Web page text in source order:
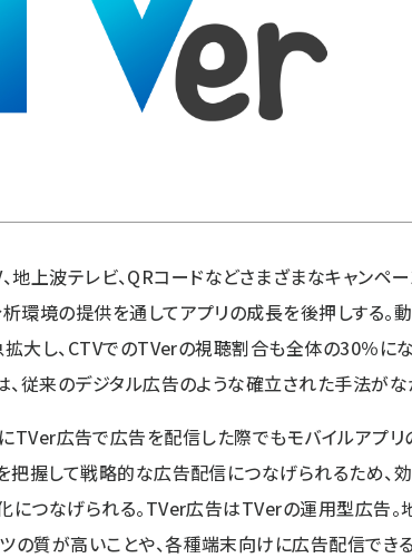
地上波テレビ、QRコードなどさまざまなキャンペ
環境の提供を通してアプリの成長を後押しする。
大し、CTVでのTVerの視聴割合も全体の30％にな
従来のデジタル広告のような確立された手法がな
TVer広告で広告を配信した際でもモバイルアプリ
把握して戦略的な広告配信につなげられるため、
につなげられる。TVer広告はTVerの運用型広告。
の質が高いことや、各種端末向けに広告配信でき